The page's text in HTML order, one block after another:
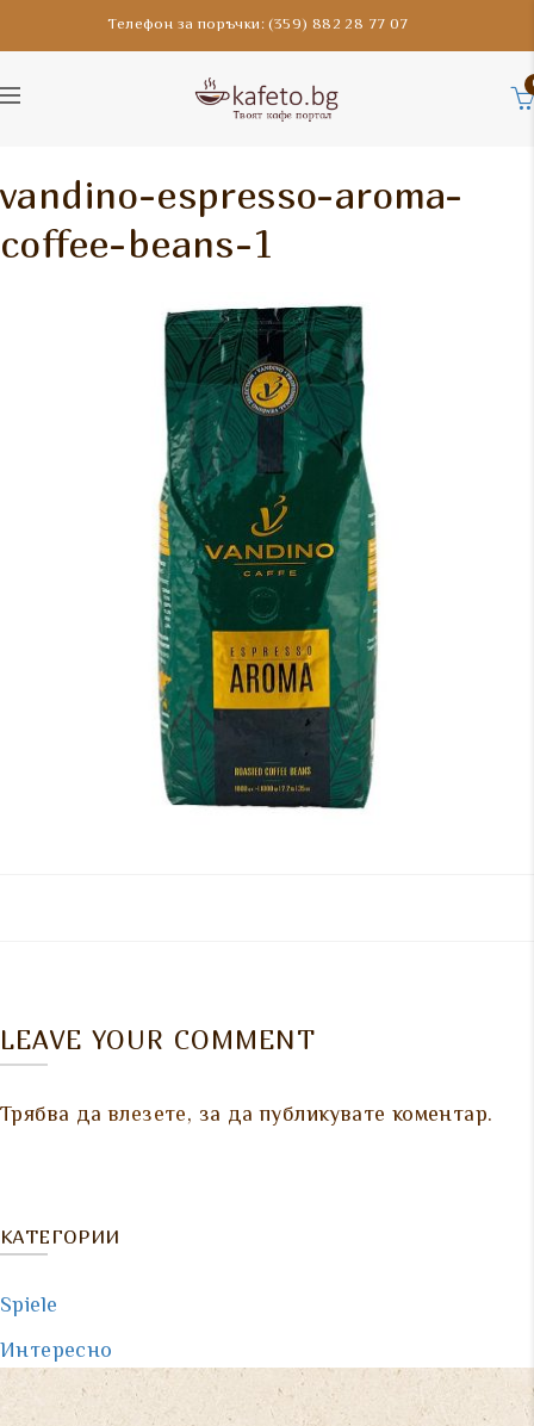
Телефон за поръчки: (359) 882 28 77 07
vandino-espresso-aroma-
coffee-beans-1
LEAVE YOUR COMMENT
Трябва давлезете, за да публикувате коментар.
КАТЕГОРИИ
Spiele
Интересно